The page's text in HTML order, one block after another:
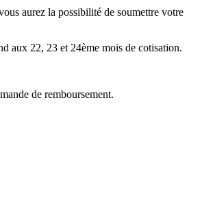
aurez la possibilité de soumettre votre
aux 22, 23 et 24ème mois de cotisation.
de remboursement.